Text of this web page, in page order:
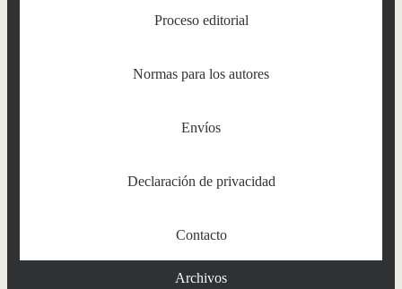
Proceso editorial
Normas para los autores
Envíos
Declaración de privacidad
Contacto
Archivos